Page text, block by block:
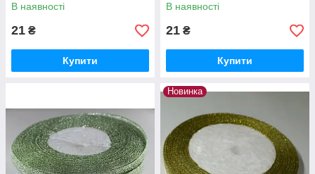
В наявності
21 ₴
Купити
В наявності
21 ₴
Купити
Новинка